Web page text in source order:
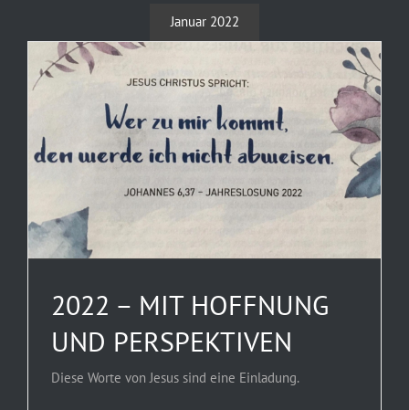
Januar 2022
2022 – MIT HOFFNUNG
UND PERSPEKTIVEN
Diese Worte von Jesus sind eine Einladung.